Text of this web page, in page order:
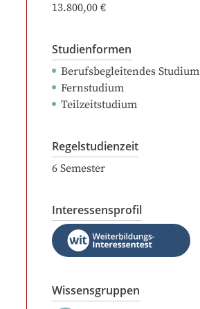
13.800,00 €
Studienformen
Berufsbegleitendes Studium
Fernstudium
Teilzeitstudium
Regelstudienzeit
6 Semester
Interessensprofil
Wissensgruppen